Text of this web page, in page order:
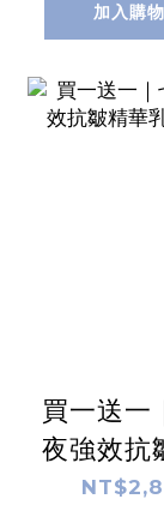
加入購
買一送一
夜強效抗
乳